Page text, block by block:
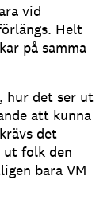
vid
Helt
på samma
hur det ser ut
att kunna
det
folk den
bara VM